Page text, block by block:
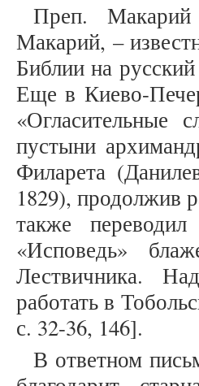
Преп. Макарий
Макарий, –
Библии на
Еще в Киево-
«Огласительные
пустыни
Филарета
1829), продолжив
также
«Исповедь»
Лествичника.
работать в
с. 32-36, 146].
В ответном